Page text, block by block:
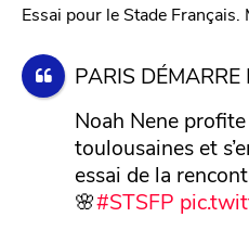
Essai pour le Stade Français.
PARIS DÉMARRE
Noah Nene
toulousaines et
essai de la
🌸#STSFP